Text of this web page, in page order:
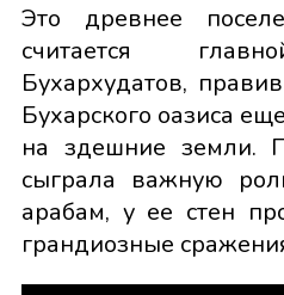
Это древнее
считается
Бухархудатов,
Бухарского оазиса
на здешние земли.
сыграла важную
арабам, у ее стен
грандиозные